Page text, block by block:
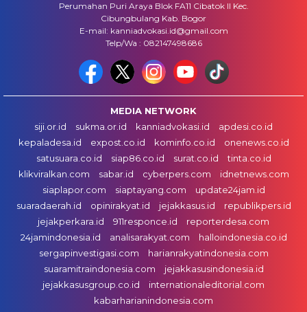
Perumahan Puri Araya Blok FA11 Cibatok II Kec.
Cibungbulang Kab. Bogor
E-mail: kanniadvokasi.id@gmail.com
Telp/Wa : 082147498686
MEDIA NETWORK
siji.or.id
sukma.or.id kanniadvokasi.id
apdesi.co.id
kepaladesa.id
expost.co.id kominfo.co.id
onenews.co.id
satusuara.co.id
siap86.co.id surat.co.id
tinta.co.id
klikviralkan.com
sabar.id cyberpers.com
idnetnews.com
siaplapor.com
siaptayang.com
update24jam.id
suaradaerah.id
opinirakyat.id jejakkasus.id
republikpers.id
jejakperkara.id
911responce.id
reporterdesa.com
24jamindonesia.id
analisarakyat.com
halloindonesia.co.id
sergapinvestigasi.com
harianrakyatindonesia.com
suaramitraindonesia.com
jejakkasusindonesia.id
jejakkasusgroup.co.id
internationaleditorial.com
kabarharianindonesia.com